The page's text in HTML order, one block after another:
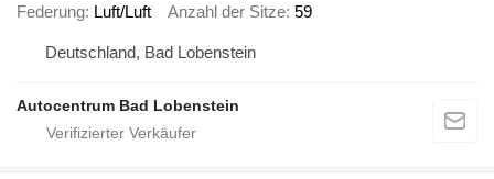
Federung Luft/Luft Anzahl der Sitze 59
Deutschland, Bad Lobenstein
Autocentrum Bad Lobenstein